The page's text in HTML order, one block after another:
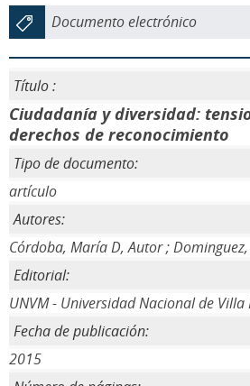
Documento electrónico
Título :
Ciudadanía y diversidad:
derechos de reconocimiento
Tipo de documento:
artículo
Autores:
Córdoba, María D, Autor ;
Editorial:
UNVM - Universidad Nacional de
Fecha de publicación:
2015